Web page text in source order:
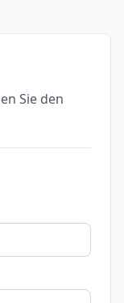
Sie den